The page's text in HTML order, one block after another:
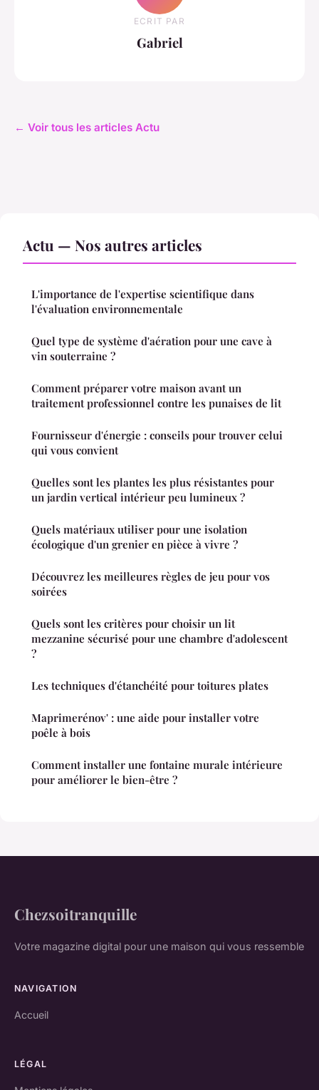
ECRIT PAR
Gabriel
← Voir tous les articles Actu
Actu — Nos autres articles
L'importance de l'expertise scientifique dans
l'évaluation environnementale
Quel type de système d'aération pour une cave à
vin souterraine ?
Comment préparer votre maison avant un
traitement professionnel contre les punaises de lit
Fournisseur d'énergie : conseils pour trouver celui
qui vous convient
Quelles sont les plantes les plus résistantes pour
un jardin vertical intérieur peu lumineux ?
Quels matériaux utiliser pour une isolation
écologique d'un grenier en pièce à vivre ?
Découvrez les meilleures règles de jeu pour vos
soirées
Quels sont les critères pour choisir un lit
mezzanine sécurisé pour une chambre d'adolescent
?
Les techniques d'étanchéité pour toitures plates
Maprimerénov' : une aide pour installer votre
poêle à bois
Comment installer une fontaine murale intérieure
pour améliorer le bien-être ?
Chezsoitranquille
Votre magazine digital pour une maison qui vous ressemble
NAVIGATION
Accueil
LÉGAL